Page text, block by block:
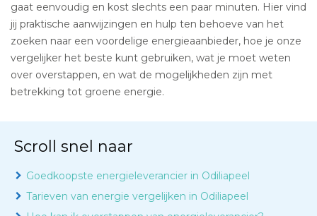
gaat eenvoudig en kost slechts een paar minuten. Hier vind
jij praktische aanwijzingen en hulp ten behoeve van het
zoeken naar een voordelige energieaanbieder, hoe je onze
vergelijker het beste kunt gebruiken, wat je moet weten
over overstappen, en wat de mogelijkheden zijn met
betrekking tot groene energie.
Scroll snel naar
Goedkoopste energieleverancier in Odiliapeel
Tarieven van energie vergelijken in Odiliapeel